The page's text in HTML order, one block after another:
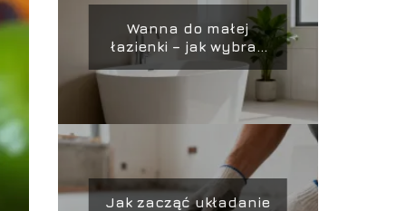
Wanna do małej
łazienki – jak wybrać
idealny model?
Jak zacząć układanie